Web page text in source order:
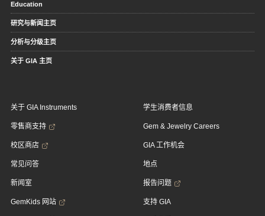
Education
研究与新闻主页
分析与分级主页
关于 GIA 主页
关于 GIA Instruments
零售商支持
校区商店
常见问答
新闻室
GemKids 网站
学生消费者信息
Gem & Jewelry Careers
GIA 工作机会
地点
报告问题
支持 GIA